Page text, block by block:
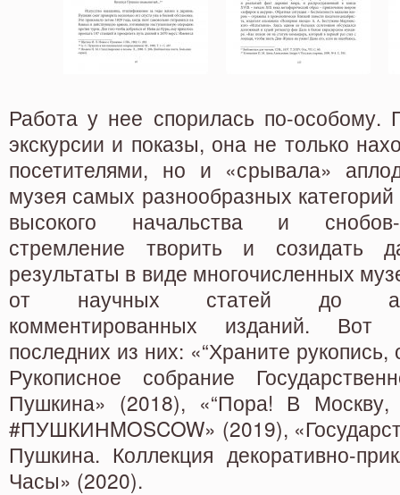
Работа у нее спорилась по-особому.
экскурсии и показы, она не только
посетителями, но и «срывала»
музея самых разнообразных
высокого начальства и
стремление творить и созидать
результаты в виде многочисленных
от научных статей до
комментированных изданий. Вот
последних из них: «“Храните
Рукописное собрание
Пушкина» (2018), «“Пора! В Москву,
#ПУШКИНMOSCOW» (2019),
Пушкина. Коллекция декоративно-
Часы» (2020).